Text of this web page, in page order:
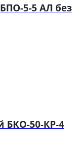
5-5 АЛ без
БКО-50-КР-4